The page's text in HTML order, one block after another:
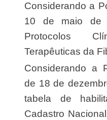
Considerando a Portaria nº 224/GM/MS, de
10 de maio de
Protocolos
Terapêuticas da
Considerando a Portaria nº 2099/GM/MS,
de 18 de
tabela de
Cadastro